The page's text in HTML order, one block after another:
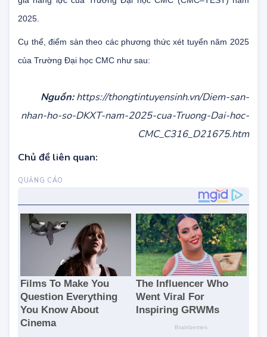
bậc THPT; kết quả thi tốt nghiệp THPT; kết quả kỳ thi Đánh
2025.
Cụ thể, điểm sàn theo các phương thức xét tuyển năm 2025
Nguồn: https://thongtintuyensinh.vn/Diem-san-
nhan-ho-so-DKXT-nam-2025-cua-Truong-Dai-hoc-
Chủ đề liên quan: